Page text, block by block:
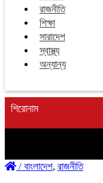
রাজনীতি
শিক্ষা
সারাদেশ
স্বাস্থ্য
অন্যান্য
শিরোনাম
/ বাংলাদেশ, রাজনীতি